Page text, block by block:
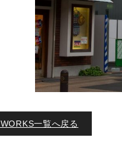
WORKS一覧へ戻る